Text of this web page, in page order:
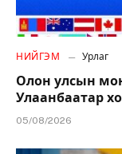
НИЙГЭМ Урлаг
Олон улсын
Улаанбаатар
05/08/2026